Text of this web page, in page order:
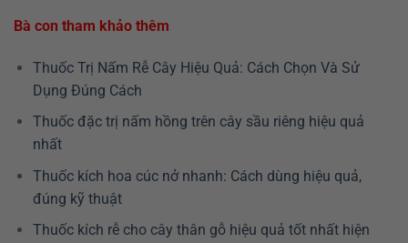
Bà con tham khảo thêm
Thuốc Trị Nấm Rễ Cây Hiệu Quả: Cách Chọn Và Sử
Dụng Đúng Cách
Thuốc đặc trị nấm hồng trên cây sầu riêng hiệu quả
nhất
Thuốc kích hoa cúc nở nhanh: Cách dùng hiệu quả,
đúng kỹ thuật
Thuốc kích rễ cho cây thân gỗ hiệu quả tốt nhất hiện